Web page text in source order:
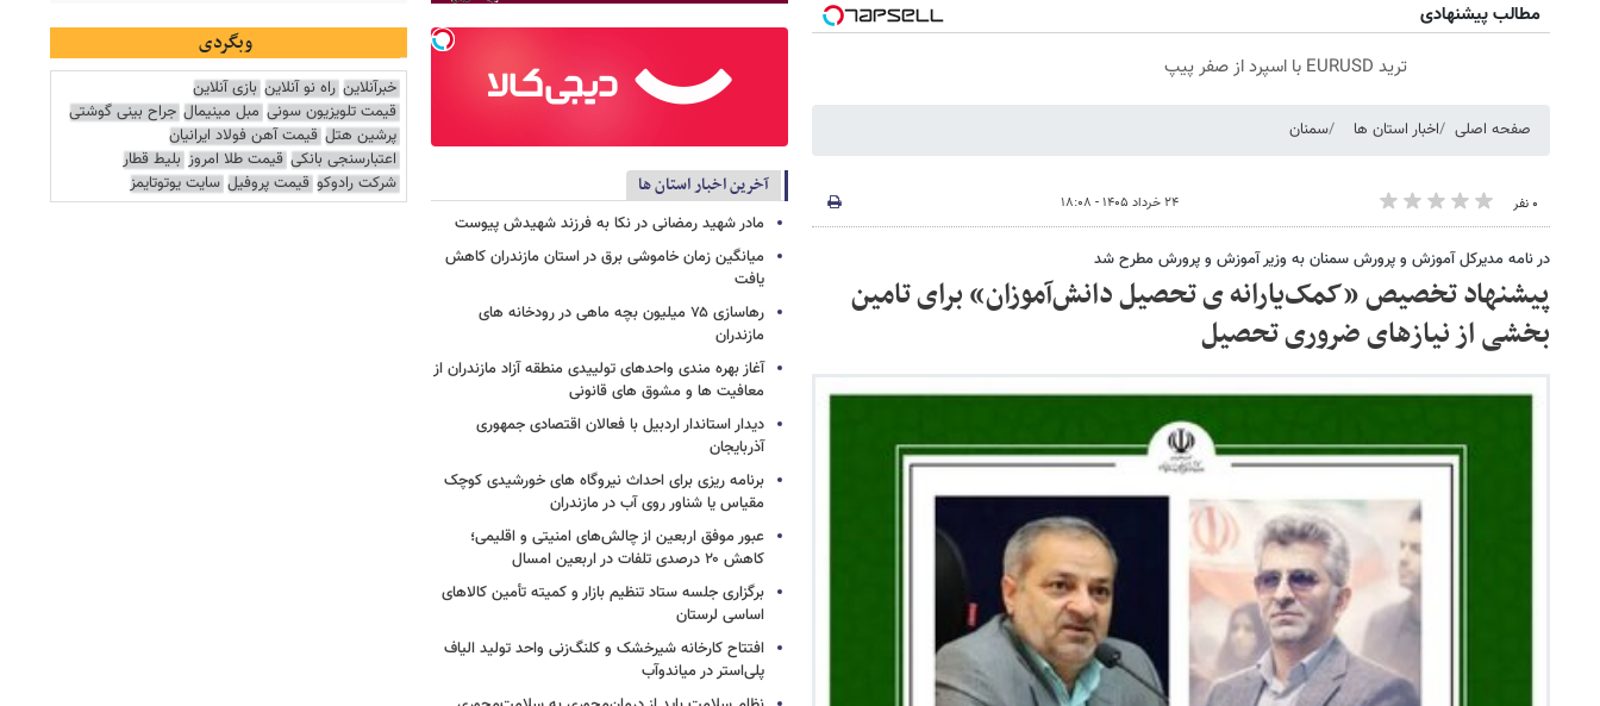
مطالب پیشنهادی
ترید EURUSD با اسپرد از صفر پیپ
صفحه اصلی اخبار استان ها سمنان
۰ نفر ۲۴ خرداد ۱۴۰۵ - ۱۸:۰۸
در نامه مدیرکل آموزش و پرورش سمنان به وزیر آموزش و پرورش مطرح شد
پیشنهاد تخصیص «کمک‌یارانه ی تحصیل دانش‌آموزان» برای تامین
بخشی از نیازهای ضروری تحصیل
آخرین اخبار استان ها
مادر شهید رمضانی در نکا به فرزند شهیدش پیوست
میانگین زمان خاموشی برق در استان مازندران کاهش
یافت
رهاسازی ۷۵ میلیون بچه ماهی در رودخانه های
مازندران
آغاز بهره مندی واحدهای تولییدی منطقه آزاد مازندران از
معافیت ها و مشوق های قانونی
دیدار استاندار اردبیل با فعالان اقتصادی جمهوری
آذربایجان
برنامه ریزی برای احداث نیروگاه های خورشیدی کوچک
مقیاس یا شناور روی آب در مازندران
عبور موفق اربعین از چالش‌های امنیتی و اقلیمی؛
کاهش ۲۰ درصدی تلفات در اربعین امسال
برگزاری جلسه ستاد تنظیم بازار و کمیته تأمین کالاهای
اساسی لرستان
افتتاح کارخانه شیرخشک و کلنگ‌زنی واحد تولید الیاف
پلی‌استر در میاندوآب
وبگردی
خبرآنلاین راه نو آنلاین بازی آنلاین
قیمت تلویزیون سونی مبل مینیمال جراح بینی گوشتی
پرشین هتل قیمت آهن فولاد ایرانیان
اعتبارسنجی بانکی قیمت طلا امروز بلیط قطار
شرکت رادوکو قیمت پروفیل سایت یوتوتایمز